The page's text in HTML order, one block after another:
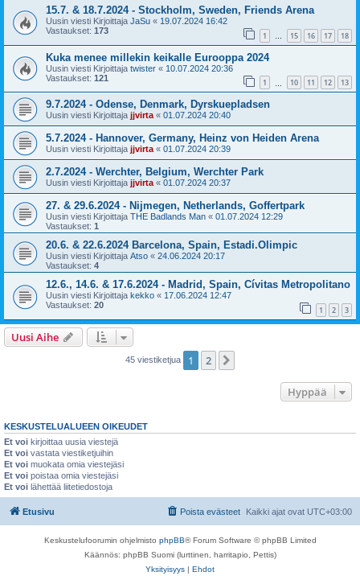
15.7. & 18.7.2024 - Stockholm, Sweden, Friends Arena
Uusin viesti Kirjoittaja JaSu « 19.07.2024 16:42
Vastaukset: 173 1 … 15 16 17 18
Kuka menee millekin keikalle Eurooppa 2024
Uusin viesti Kirjoittaja twister « 10.07.2024 20:36
Vastaukset: 121 1 10 11 12 13
9.7.2024 - Odense, Denmark, Dyrskuepladsen
Uusin viesti Kirjoittaja jjvirta« 01.07.2024 20:40
5.7.2024 - Hannover, Germany, Heinz von Heiden Arena
Uusin viesti Kirjoittaja jjvirta« 01.07.2024 20:39
2.7.2024 - Werchter, Belgium, Werchter Park
Uusin viesti Kirjoittaja jjvirta« 01.07.2024 20:37
27. & 29.6.2024 - Nijmegen, Netherlands, Goffertpark
Uusin viesti Kirjoittaja THE Badlands Man « 01.07.2024 12:29
Vastaukset: 1
20.6. & 22.6.2024 Barcelona, Spain, Estadi.Olimpic
Uusin viesti Kirjoittaja Atso « 24.06.2024 20:17
Vastaukset: 4
12.6., 14.6. & 17.6.2024 - Madrid, Spain, Cívitas Metropolitano
Uusin viesti Kirjoittaja kekko « 17.06.2024 12:47
Vastaukset: 20 1 2 3
Uusi Aihe
45 viestiketjua 1 2
Hyppää
KESKUSTELUALUEEN OIKEUDET
Et voi kirjoittaa uusia viestejä
Et voi vastata viestiketjuihin
Et voi muokata omia viestejäsi
Et voi poistaa omia viestejäsi
Et voi lähettää liitetiedostoja
Etusivu Kaikki ajat ovat UTC+03:00
Poista evästeet
Keskustelufoorumin ohjelmisto phpBB® Forum Software © phpBB Limited
Käännös: phpBB Suomi (lurttinen, harritapio, Pettis)
Yksityisyys | Ehdot